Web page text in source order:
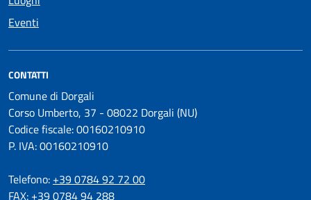
Eventi
CONTATTI
Comune di Dorgali
Corso Umberto, 37 - 08022 Dorgali (NU)
Codice fiscale: 00160210910
P. IVA: 00160210910
Telefono: +39 0784 92 72 00
FAX: +39 0784 94 288